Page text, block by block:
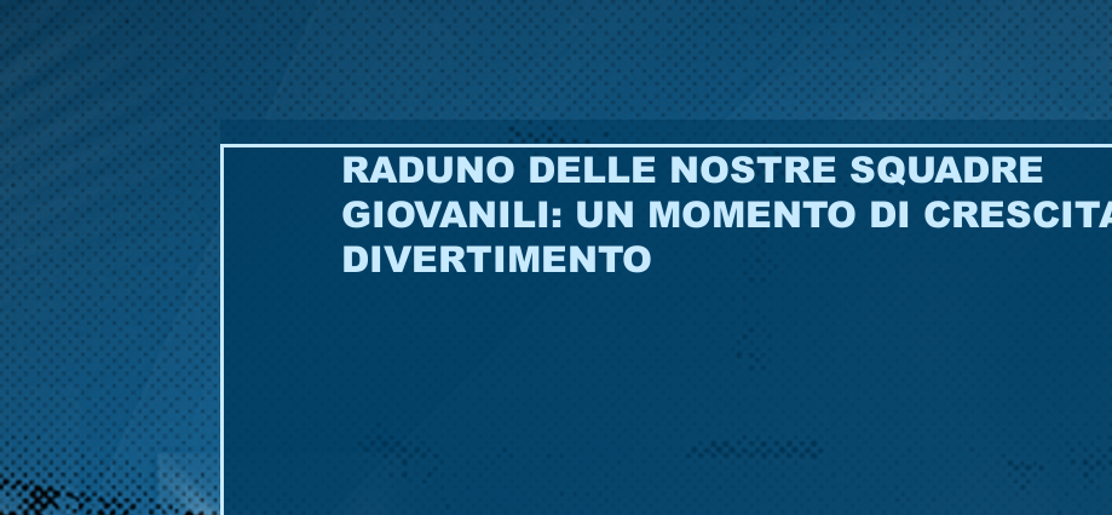
RADUNO DELLE NOSTRE SQUADRE
GIOVANILI: UN MOMENTO DI
DIVERTIMENTO